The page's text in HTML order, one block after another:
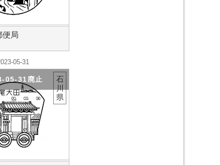
便局
05-31
05-31廃止
石
川
県